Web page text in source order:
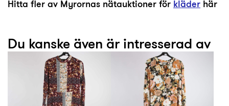
Hitta fler av Myrornas nätauktioner för kläder här
Du kanske även är intresserad av